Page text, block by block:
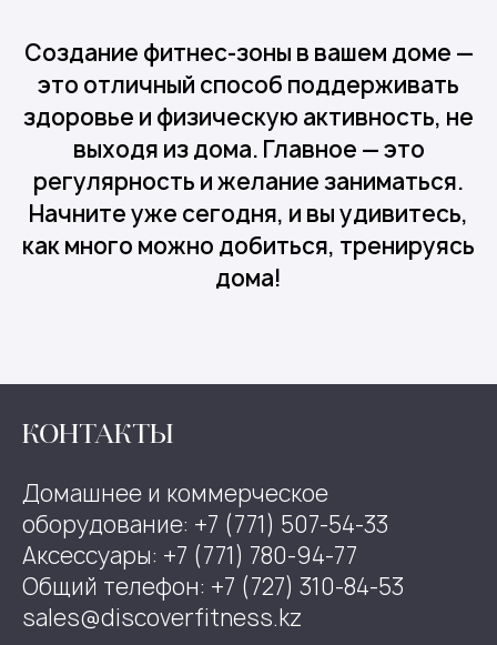
Создание фитнес-зоны в вашем доме —
это отличный способ поддерживать
здоровье и физическую активность, не
выходя из дома. Главное — это
регулярность и желание заниматься.
Начните уже сегодня, и вы удивитесь,
как много можно добиться, тренируясь
дома!
КОНТАКТЫ
Домашнее и коммерческое
оборудование: +7 (771) 507-54-33
Аксессуары: +7 (771) 780-94-77
Общий телефон: +7 (727) 310-84-53
sales@discoverfitness.kz